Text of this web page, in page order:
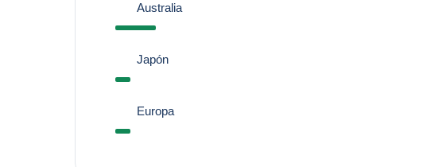
Australia
Japón
Europa